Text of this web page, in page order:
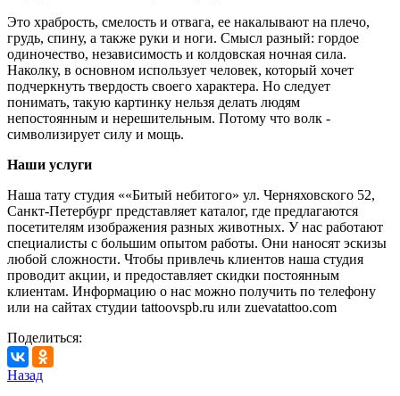
Это храбрость, смелость и отвага, ее накалывают на плечо,
грудь, спину, а также руки и ноги. Смысл разный: гордое
одиночество, независимость и колдовская ночная сила.
Наколку, в основном использует человек, который хочет
подчеркнуть твердость своего характера. Но следует
понимать, такую картинку нельзя делать людям
непостоянным и нерешительным. Потому что волк -
символизирует силу и мощь.
Наши услуги
Наша тату студия ««Битый небитого» ул. Черняховского 52,
Санкт-Петербург представляет каталог, где предлагаются
посетителям изображения разных животных. У нас работают
специалисты с большим опытом работы. Они наносят эскизы
любой сложности. Чтобы привлечь клиентов наша студия
проводит акции, и предоставляет скидки постоянным
клиентам. Информацию о нас можно получить по телефону
или на сайтах студии tattoovspb.ru или zuevatattoo.com
Поделиться:
Назад